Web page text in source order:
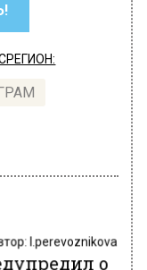
l.perevoznikova
о